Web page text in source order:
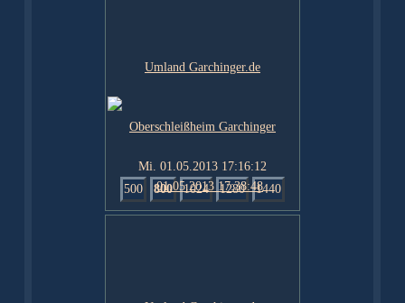
Mi. 01.05.2013 17:16:12
500
800 1024 1280 1440